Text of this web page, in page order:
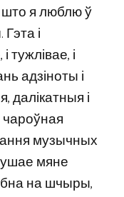
што я люблю ў
і
тужлівае, і
адзіноты і
далікатныя і
музычных
мяне
на шчыры,